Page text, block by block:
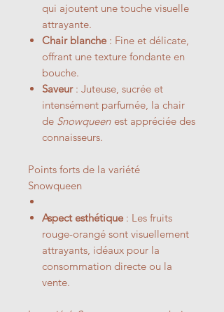
qui ajoutent une touche visuelle
attrayante.
Chair blanche : Fine et délicate,
offrant une texture fondante en
bouche.
Saveur: Juteuse, sucrée et
intensément parfumée, la chair
de Snowqueen est appréciée des
connaisseurs.
Points forts de la variété
Snowqueen
Aspect esthétique : Les fruits
rouge-orangé sont visuellement
attrayants, idéaux pour la
consommation directe ou la
vente.